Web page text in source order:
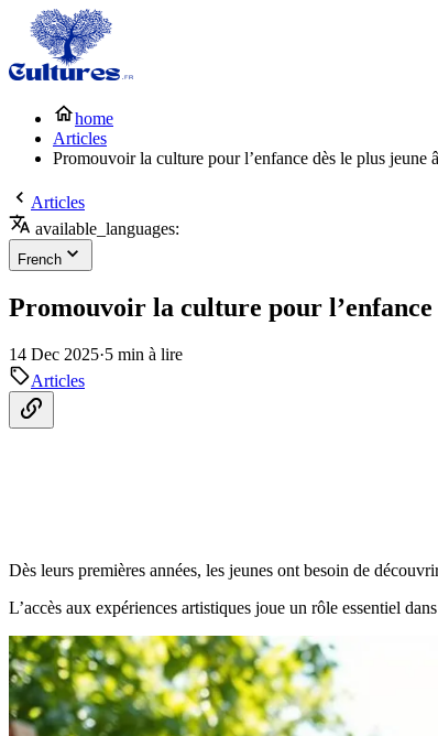
home
Articles
Promouvoir la culture pour l’enfance dès le plus jeune
Articles
available_languages:
French
Promouvoir la culture pour l’enfance
14 Dec 2025·5 min à lire
Articles
Dès leurs premières années, les jeunes ont besoin de
L’accès aux expériences artistiques joue un rôle essentiel